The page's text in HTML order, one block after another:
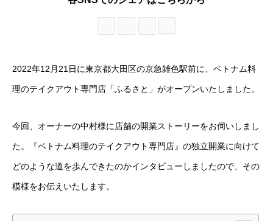
2022年12月21日に東京都大田区の京急雑色駅前に、ベトナム料
理のテイクアウト専門店「ふるさと」がオープンいたしました。
今回、オーナーの中村様に店舗の開業ストーリーをお伺いしまし
た。『ベトナム料理のテイクアウト専門店』の独立開業に向けて
どのような道を歩んできたのかインタビューしましたので、その
模様をお伝えいたします。